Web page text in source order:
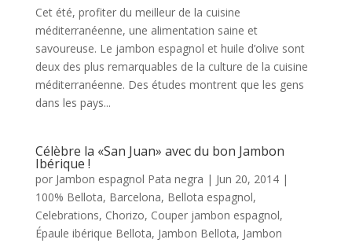
Cet été, profiter du meilleur de la cuisine
méditerranéenne, une alimentation saine et
savoureuse. Le jambon espagnol et huile d’olive sont
deux des plus remarquables de la culture de la cuisine
méditerranéenne. Des études montrent que les gens
dans les pays...
Célèbre la «San Juan» avec du bon Jambon
Ibérique !
por Jambon espagnol Pata negra | Jun 20, 2014|
100% Bellota, Barcelona, Bellota espagnol,
Celebrations, Chorizo, Couper jambon espagnol,
Épaule ibérique Bellota, Jambon Bellota, Jambon